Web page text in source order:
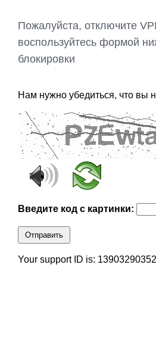
Пожалуйста, отключите
воспользуйтесь формой
блокировки
Нам нужно убедиться, что вы
Введите код с картинки:
Отправить
Your support ID is: